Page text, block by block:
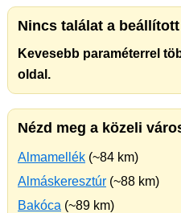
Nincs találat a
Kevesebb paraméterrel
oldal.
Nézd meg a közeli
Almamellék (~84 km)
Almáskeresztúr (~88 km)
Bakóca (~89 km)